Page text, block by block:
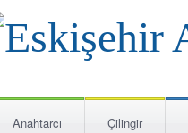
Anahtarcı Çilingir